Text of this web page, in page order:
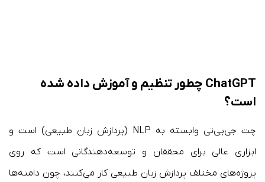
ChatGPT چطور تنظیم و آموزش داده شده
است؟
چت جی‌پی‌تی وابسته به NLP (پردازش زبان طبیعی) است و
ابزاری عالی برای محققان و توسعه‌دهندگانی است که روی
پروژه‌های مختلف پردازش زبان طبیعی کار می‌کنند، چون دامنه‌ها